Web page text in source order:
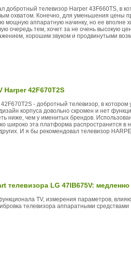
добротный телевизор Harper 43F660TS, в
охватом. Конечно, для уменьшения цены
мощную аппаратную начинку, но ее
очередь тем, хочет за не очень высокую
хорошим звуком и продвинутыми
Harper 42F670T2S
- добротный телевизор, в
корпуса довольно скромен и нет
ниже, чем у именитых брендов.
широко эта платформа распространится
И я бы рекомендовал телевизор
телевизора LG 47IB675V:
TV, измерения параметров,
телевизора аппаратными средствами